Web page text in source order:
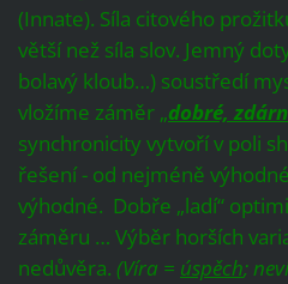
(Innate). Síla citového
větší než síla slov. Jemný
bolavý kloub…) soustředí
vložíme záměr „dobré,
synchronicity vytvoří v poli
řešení - od nejméně
výhodné. Dobře „ladí“
záměru … Výběr horších
nedůvěra. (Víra = úspěch;